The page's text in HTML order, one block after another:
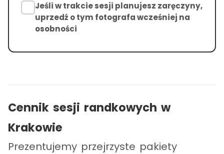
Jeśli w trakcie sesji planujesz zaręczyny,
uprzedź o tym fotografa wcześniej na
osobności
Cennik sesji randkowych w
Krakowie
Prezentujemy przejrzyste pakiety